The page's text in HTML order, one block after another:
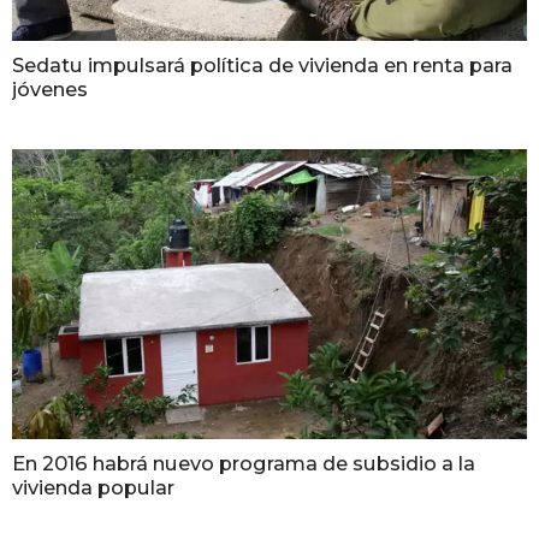
Sedatu impulsará política de vivienda en renta para
jóvenes
En 2016 habrá nuevo programa de subsidio a la
vivienda popular